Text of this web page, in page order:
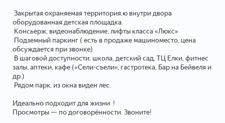
Закрытая охраняемая территория.ю внутри двора
оборудованная детская площадка.
Консьерж, видеонаблюдение, лифты класса «Люкс»
Подземный паркинг ( есть в продаже машиноместо, цена
обсуждается при звонке)
В шаговой доступности: школа, детский сад, ТЦ Елки, фитнес
залы, аптеки, кафе («Сели-съели», гастротека, Бар на Бейвеля и
др.)
Рядом парк, из окна виден лес.
Идеально подходит для жизни !
Просмотры — по договорённости. Звоните!